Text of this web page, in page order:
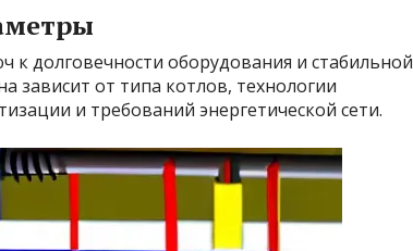
долговечности оборудования и стабильной
зависит от типа котлов, технологии
и требований энергетической сети.